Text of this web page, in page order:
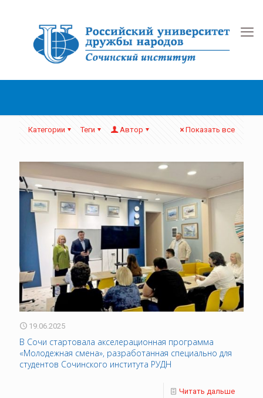
Категории Теги Автор Показать все
19.06.2025
В Сочи стартовала акселерационная программа
«Молодежная смена», разработанная специально для
студентов Сочинского института РУДН
Читать дальше